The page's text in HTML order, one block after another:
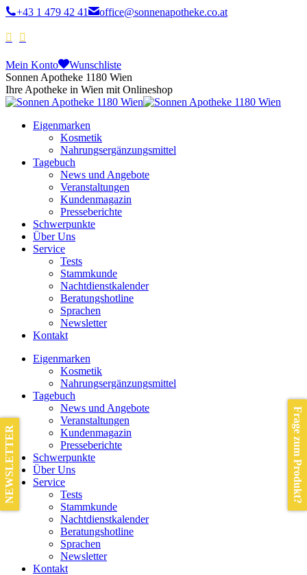
+43 1 479 42 41 office@sonnenapotheke.co.at
Mein Konto
Wunschliste
Sonnen Apotheke 1180 Wien
Ihre Apotheke in Wien mit Onlineshop
Eigenmarken
Kosmetik
Nahrungsergänzungsmittel
Tagebuch
News und Angebote
Veranstaltungen
Kundenmagazin
Presseberichte
Schwerpunkte
Über Uns
Service
Tests
Stammkunde
Nachtdienstkalender
Beratungshotline
Sprachen
Newsletter
Kontakt
Eigenmarken
Kosmetik
Nahrungsergänzungsmittel
Tagebuch
News und Angebote
Veranstaltungen
Kundenmagazin
Presseberichte
Schwerpunkte
Über Uns
Service
Tests
Stammkunde
Nachtdienstkalender
Beratungshotline
Sprachen
Newsletter
Kontakt
Frage zum Produkt?
NEWSLETTER